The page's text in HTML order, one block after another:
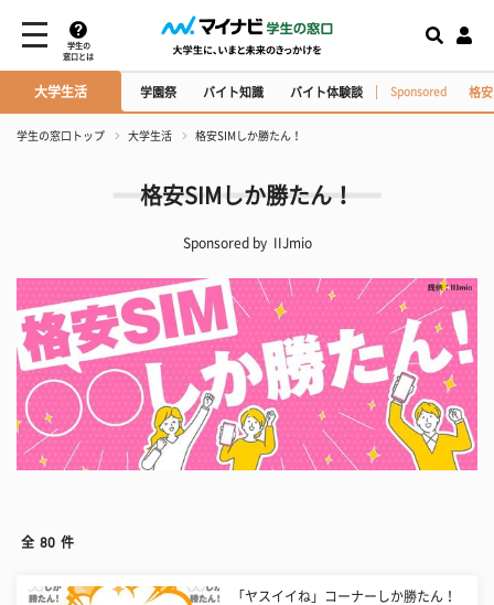
学生の
窓口とは
大学生活
スト・レポート対策 学園祭 バイト知識 バイト体験談 Sponsored 格
学生の窓口トップ 大学生活 格安SIMしか勝たん！
格安SIMしか勝たん！
Sponsored by IIJmio
全 80 件
「ヤスイイね」コーナーしか勝たん！